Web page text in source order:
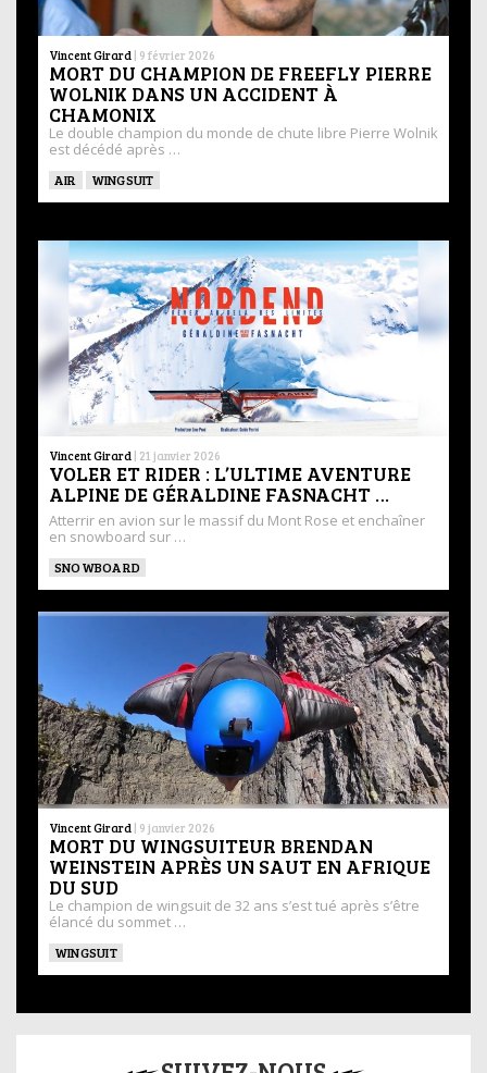
Vincent Girard | 9 février 2026
MORT DU CHAMPION DE FREEFLY PIERRE
WOLNIK DANS UN ACCIDENT À
CHAMONIX
Le double champion du monde de chute libre Pierre Wolnik
est décédé après …
AIR WINGSUIT
Vincent Girard | 21 janvier 2026
VOLER ET RIDER : L’ULTIME AVENTURE
ALPINE DE GÉRALDINE FASNACHT …
Atterrir en avion sur le massif du Mont Rose et enchaîner
en snowboard sur …
SNOWBOARD
Vincent Girard | 9 janvier 2026
MORT DU WINGSUITEUR BRENDAN
WEINSTEIN APRÈS UN SAUT EN AFRIQUE
DU SUD
Le champion de wingsuit de 32 ans s’est tué après s’être
élancé du sommet …
WINGSUIT